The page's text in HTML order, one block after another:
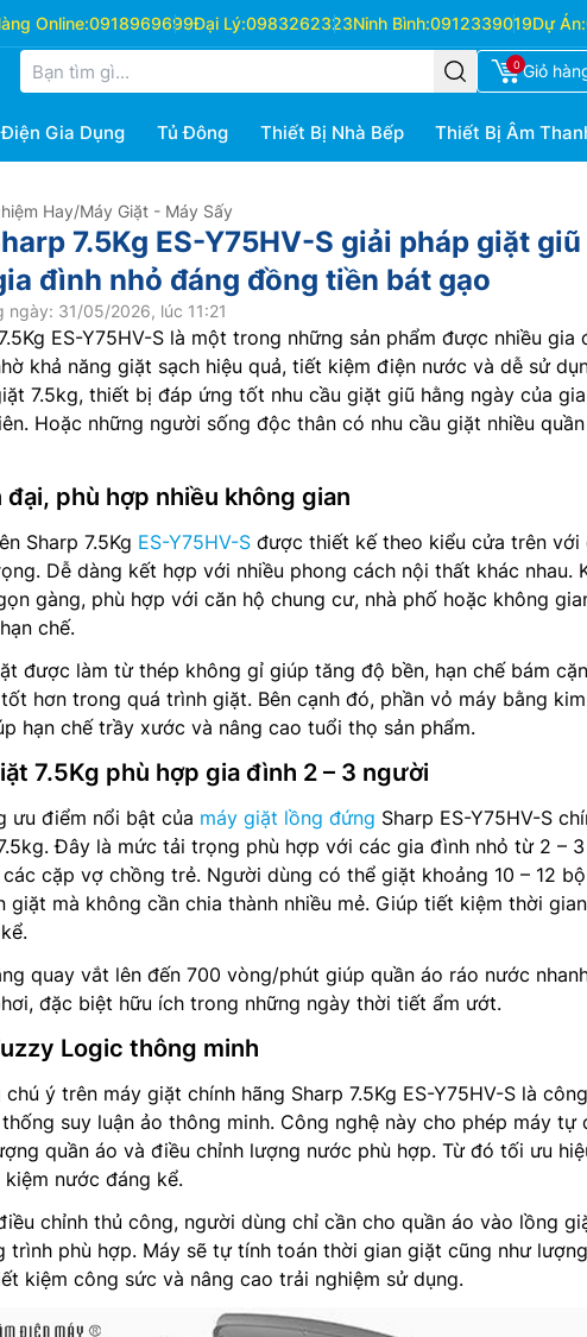
Online:0918969699Đại Lý:0983262323Ninh Bình:0912339019Dự Án:
0 Giỏ
Điện Gia Dụng Tủ Đông Thiết Bị Nhà Bếp Thiết Bị Âm
Hay/Máy Giặt - Máy Sấy
7.5Kg ES-Y75HV-S giải pháp giặt
đình nhỏ đáng đồng tiền bát gạo
ngày: 31/05/2026, lúc 11:21
ES-Y75HV-S là một trong những sản phẩm được nhiều gia
khả năng giặt sạch hiệu quả, tiết kiệm điện nước và dễ sử
7.5kg, thiết bị đáp ứng tốt nhu cầu giặt giũ hằng ngày của
Hoặc những người sống độc thân có nhu cầu giặt nhiều
phù hợp nhiều không gian
Sharp 7.5Kg ES-Y75HV-S được thiết kế theo kiểu cửa trên với
Dễ dàng kết hợp với nhiều phong cách nội thất khác nhau.
gàng, phù hợp với căn hộ chung cư, nhà phố hoặc không
chế.
được làm từ thép không gỉ giúp tăng độ bền, hạn chế bám
hơn trong quá trình giặt. Bên cạnh đó, phần vỏ máy bằng
hạn chế trầy xước và nâng cao tuổi thọ sản phẩm.
7.5Kg phù hợp gia đình 2 – 3 người
ưu điểm nổi bật của máy giặt lồng đứng Sharp ES-Y75HV-S
Đây là mức tải trọng phù hợp với các gia đình nhỏ từ 2 – 3
cặp vợ chồng trẻ. Người dùng có thể giặt khoảng 10 – 12
giặt mà không cần chia thành nhiều mẻ. Giúp tiết kiệm thời
quay vắt lên đến 700 vòng/phút giúp quần áo ráo nước
đặc biệt hữu ích trong những ngày thời tiết ẩm ướt.
Logic thông minh
ý trên máy giặt chính hãng Sharp 7.5Kg ES-Y75HV-S là
suy luận ảo thông minh. Công nghệ này cho phép máy tự
quần áo và điều chỉnh lượng nước phù hợp. Từ đó tối ưu
nước đáng kể.
chỉnh thủ công, người dùng chỉ cần cho quần áo vào lồng
trình phù hợp. Máy sẽ tự tính toán thời gian giặt cũng như
kiệm công sức và nâng cao trải nghiệm sử dụng.